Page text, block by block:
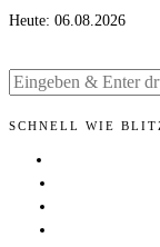
Heute: 06.08.2026
SCHNELL WIE